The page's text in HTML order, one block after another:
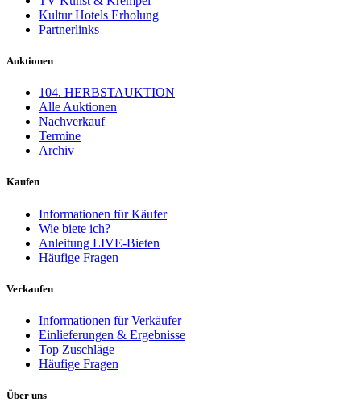
Kultur Hotels Erholung
Partnerlinks
Auktionen
104. HERBSTAUKTION
Alle Auktionen
Nachverkauf
Termine
Archiv
Kaufen
Informationen für Käufer
Wie biete ich?
Anleitung LIVE-Bieten
Häufige Fragen
Verkaufen
Informationen für Verkäufer
Einlieferungen & Ergebnisse
Top Zuschläge
Häufige Fragen
Über uns